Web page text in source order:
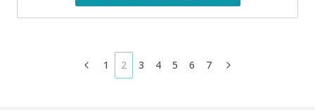
1 2 3 4 5 6 7